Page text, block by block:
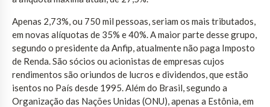
Apenas 2,73%, ou 750 mil pessoas, seriam os mais tributados,
em novas alíquotas de 35% e 40%. A maior parte desse grupo,
segundo o presidente da Anfip, atualmente não paga Imposto
de Renda. São sócios ou acionistas de empresas cujos
rendimentos são oriundos de lucros e dividendos, que estão
isentos no País desde 1995. Além do Brasil, segundo a
Organização das Nações Unidas (ONU), apenas a Estônia, em